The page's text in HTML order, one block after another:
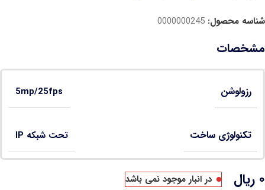
شناسه محصول: 0000000245
مشخصات
رزولوشن 5mp/25fps
تکنولوژی ساخت تحت شبکه IP
۰ ریال در انبار موجود نمی باشد